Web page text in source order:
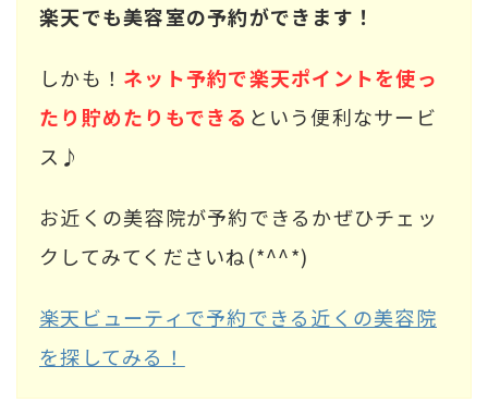
楽天でも美容室の予約ができます！
しかも！ ネット予約で楽天ポイントを使っ
たり貯めたりもできる という便利なサービ
ス♪
お近くの美容院が予約できるかぜひチェッ
クしてみてくださいね(*^^*)
楽天ビューティで予約できる近くの美容院
を探してみる！